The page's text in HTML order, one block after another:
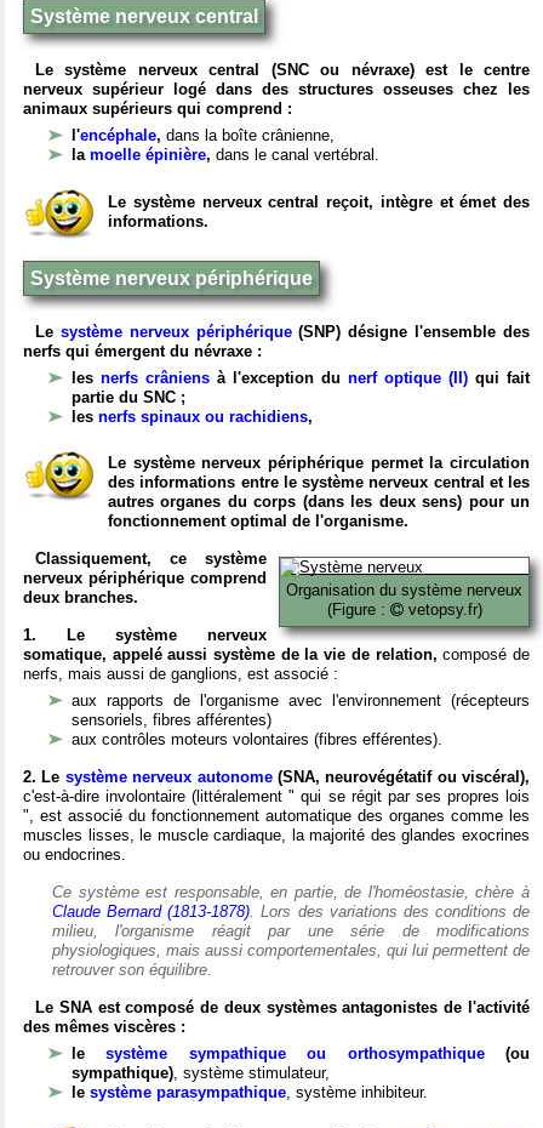
Système nerveux central
Le système nerveux central (SNC ou névraxe) est le centre
nerveux supérieur logé dans des structures osseuses chez les
animaux supérieurs qui comprend :
l'encéphale, dans la boîte crânienne,
la moelle épinière, dans le canal vertébral.
Le système nerveux central reçoit, intègre et émet des
informations.
Système nerveux périphérique
Le système nerveux périphérique(SNP) désigne l'ensemble des
nerfs qui émergent du névraxe :
les nerfs crâniens à l'exception du nerf optique (II) qui fait
partie du SNC ;
les nerfs spinaux ou rachidiens,
Le système nerveux périphérique permet la circulation
des informations entre le système nerveux central et les
autres organes du corps (dans les deux sens) pour un
fonctionnement optimal de l'organisme.
Organisation du système nerveux
(Figure :
vetopsy.fr)
Classiquement, ce système
nerveux périphérique comprend
deux branches.
1. Le système nerveux
somatique, appelé aussi système de la vie de relation, composé de
nerfs, mais aussi de ganglions, est associé :
aux rapports de l'organisme avec l'environnement (récepteurs
sensoriels, fibres afférentes)
aux contrôles moteurs volontaires (fibres efférentes).
2. Le système nerveux autonome(SNA, neurovégétatif ou viscéral),
c'est-à-dire involontaire (littéralement " qui se régit par ses propres lois
", est associé du fonctionnement automatique des organes comme les
muscles lisses, le muscle cardiaque, la majorité des glandes exocrines
ou endocrines.
Ce système est responsable, en partie, de l'homéostasie, chère à
Claude Bernard (1813-1878). Lors des variations des conditions de
milieu, l'organisme réagit par une série de modifications
physiologiques, mais aussi comportementales, qui lui permettent de
retrouver son équilibre.
Le SNA est composé de deux systèmes antagonistes de l'activité
des mêmes viscères :
lesystème sympathique ou orthosympathique(ou
sympathique), système stimulateur,
le système parasympathique, système inhibiteur.